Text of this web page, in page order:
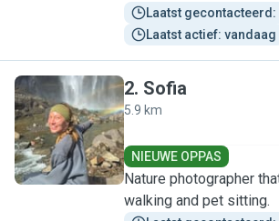
Laatst gecontacteerd:
Laatst actief: vandaag
S
2. Sofia
5.9 km
NIEUWE OPPAS
Nature photographer
walking and pet sitting.